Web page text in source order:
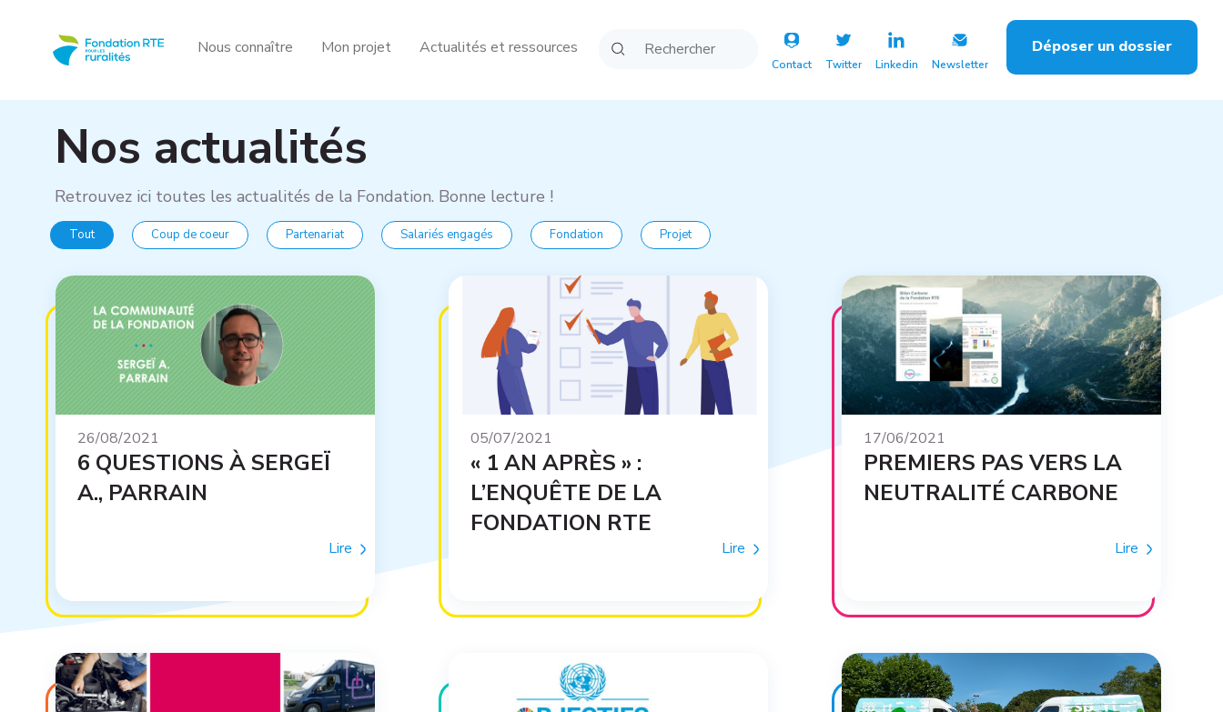
Nous connaître
Mon projet Actualités et ressources
Contact Twitter Linkedin Newsletter
Déposer un dossier
Nos actualités
Retrouvez ici toutes les actualités de la Fondation. Bonne lecture !
26/08/2021
6 QUESTIONS À SERGEÏ
A., PARRAIN
Lire
05/07/2021
« 1 AN APRÈS » :
L’ENQUÊTE DE LA
FONDATION RTE
Lire
17/06/2021
PREMIERS PAS VERS LA
NEUTRALITÉ CARBONE
Lire